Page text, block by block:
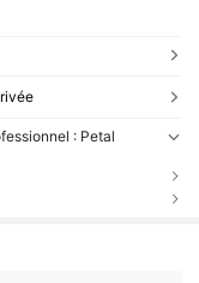
: Petal